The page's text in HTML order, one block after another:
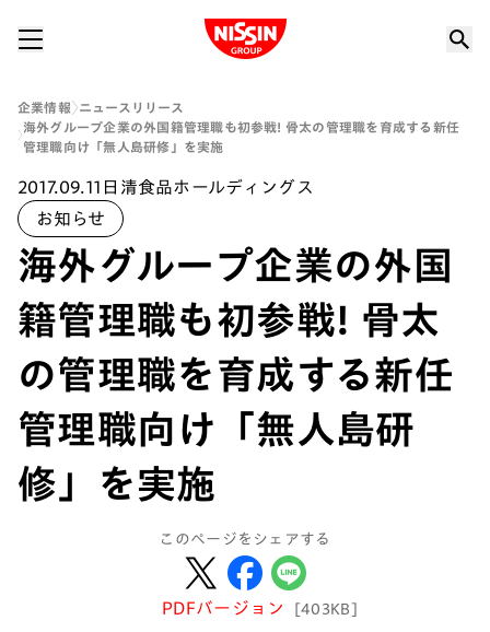
Nissin Group
企業情報
ニュースリリース
海外グループ企業の外国籍管理職も初参戦! 骨太の管理職を育成する新任
管理職向け「無人島研修」を実施
2017.09.11 日清食品ホールディングス
お知らせ
海外グループ企業の外国
籍管理職も初参戦! 骨太
の管理職を育成する新任
管理職向け「無人島研
修」を実施
このページをシェアする
PDFバージョン [403KB]